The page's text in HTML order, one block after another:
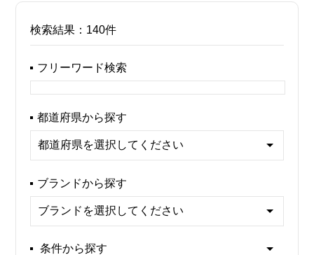
検索結果： 140件
フリーワード検索
都道府県から探す
ブランドから探す
条件から探す